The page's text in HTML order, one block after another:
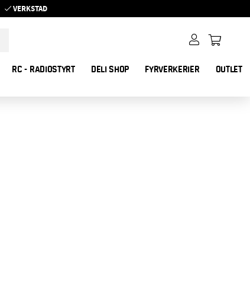
VERKSTAD
RC - RADIOSTYRT DELI SHOP FYRVERKERIER
OUTLET